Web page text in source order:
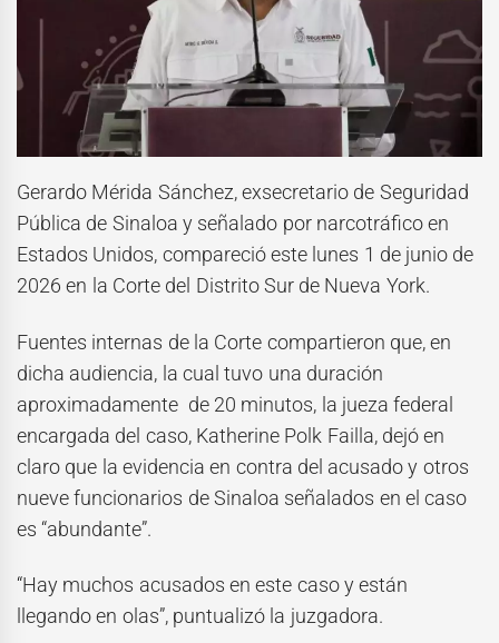
Gerardo Mérida Sánchez, exsecretario de Seguridad
Pública de Sinaloa y señalado por narcotráfico en
Estados Unidos, compareció este lunes 1 de junio de
2026 en la Corte del Distrito Sur de Nueva York.
Fuentes internas de la Corte compartieron que, en
dicha audiencia, la cual tuvo una duración
aproximadamente de 20 minutos, la jueza federal
encargada del caso, Katherine Polk Failla, dejó en
claro que la evidencia en contra del acusado y otros
nueve funcionarios de Sinaloa señalados en el caso
es “abundante”.
“Hay muchos acusados en este caso y están
llegando en olas”, puntualizó la juzgadora.